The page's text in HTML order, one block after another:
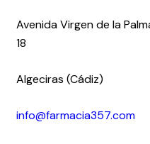
Avenida Virgen de la
18
Algeciras (Cádiz)
info@farmacia357.com